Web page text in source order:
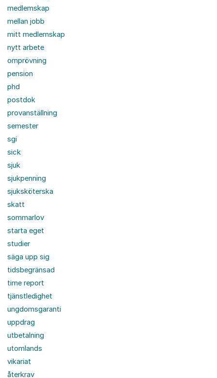
medlemskap
mellan jobb
mitt medlemskap
nytt arbete
omprövning
pension
phd
postdok
provanställning
semester
sgi
sick
sjuk
sjukpenning
sjuksköterska
skatt
sommarlov
starta eget
studier
säga upp sig
tidsbegränsad
time report
tjänstledighet
ungdomsgaranti
uppdrag
utbetalning
utomlands
vikariat
återkrav